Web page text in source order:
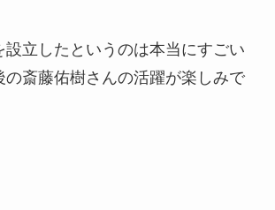
設立したというのは本当にすごい
の斎藤佑樹さんの活躍が楽しみで